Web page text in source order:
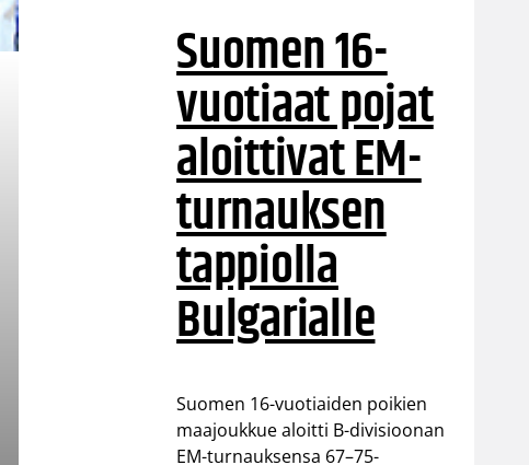
Suomen 16-
vuotiaat pojat
aloittivat EM-
turnauksen
tappiolla
Bulgarialle
Suomen 16-vuotiaiden poikien
maajoukkue aloitti B-divisioonan
EM-turnauksensa 67–75-